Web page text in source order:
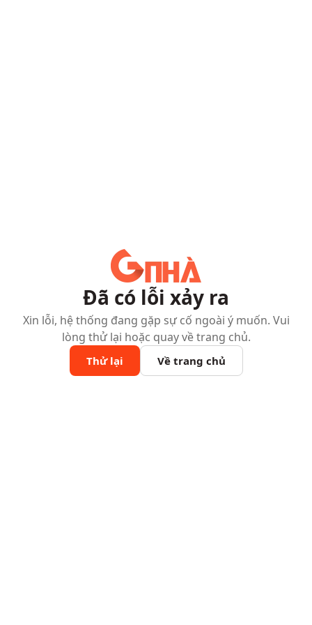
Đã có lỗi xảy ra
Xin lỗi, hệ thống đang gặp sự cố ngoài ý muốn. Vui
lòng thử lại hoặc quay về trang chủ.
Thử lại Về trang chủ